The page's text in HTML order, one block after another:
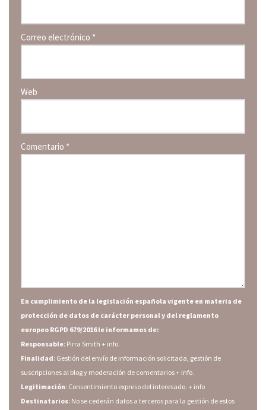
Correo electrónico *
Web
Comentario *
En cumplimiento de la legislación española vigente en materia de
protección de datos de carácter personal y del reglamento
europeo RGPD 679/2016 le informamos de:
Responsable: Pirra Smith + info.
Finalidad: Gestión del envío de información solicitada, gestión de
suscripciones al blog y moderación de comentarios+ info.
Legitimación: Consentimiento expreso del interesado. + info
Destinatarios: No se cederán datos a terceros para la gestión de estos